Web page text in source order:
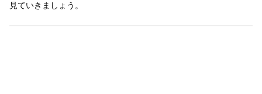
見ていきましょう。